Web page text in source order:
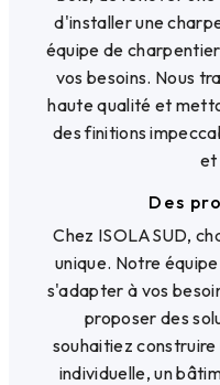
d'installer une
équipe de
vos besoins. Nous
haute qualité et
des finitions
et
Des
Chez ISOLASUD,
unique. Notre
s'adapter à vos
proposer des
souhaitiez
individuelle, un